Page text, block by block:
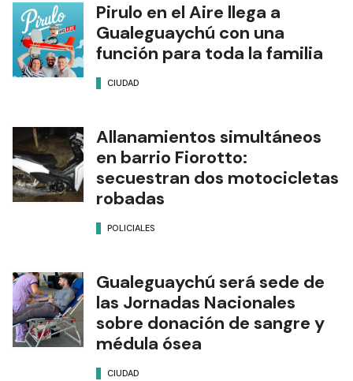
Pirulo en el Aire llega a
Gualeguaychú con una
función para toda la familia
CIUDAD
Allanamientos simultáneos
en barrio Fiorotto:
secuestran dos motocicletas
robadas
POLICIALES
Gualeguaychú será sede de
las Jornadas Nacionales
sobre donación de sangre y
médula ósea
CIUDAD